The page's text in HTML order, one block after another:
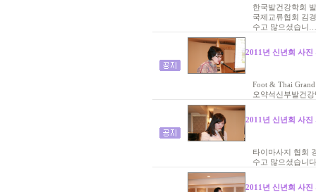
한국발건강학회
국제교류협회 김
수고 많으셨습니…
2011년 신년회 사진
Foot & Thai
오약석신부발건
2011년 신년회 사진
타이마사지 협회
수고 많으셨습니다
2011년 신년회 사진